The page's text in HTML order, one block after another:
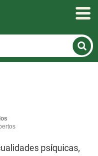
psíquicas,